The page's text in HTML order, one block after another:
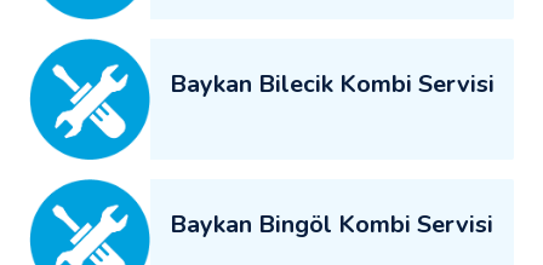
Baykan Bilecik Kombi Servisi
Baykan Bingöl Kombi Servisi